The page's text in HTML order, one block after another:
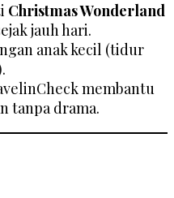
Christmas Wonderland
jauh hari.
anak kecil (tidur
membantu
tanpa drama.